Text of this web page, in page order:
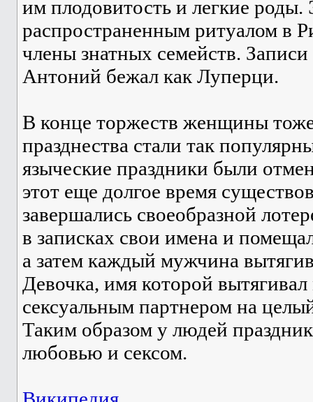
им плодовитость и легкие роды.
распространенным ритуалом в
члены знатных семейств.
Антоний бежал как Луперци.
В конце торжеств женщины тоже
празднества стали так
языческие праздники были
этот еще долгое время
завершались своеобразной
в записках свои имена и
а затем каждый мужчина
Девочка, имя которой
сексуальным партнером на
Таким образом у людей
любовью и сексом.